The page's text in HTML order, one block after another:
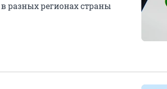
разных регионах страны